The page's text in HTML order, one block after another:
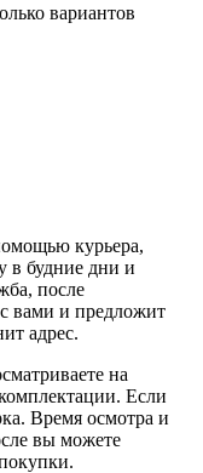
вариантов
курьера,
в будние дни и
после
с вами и предложит
адрес.
на
Если
Время осмотра и
вы можете